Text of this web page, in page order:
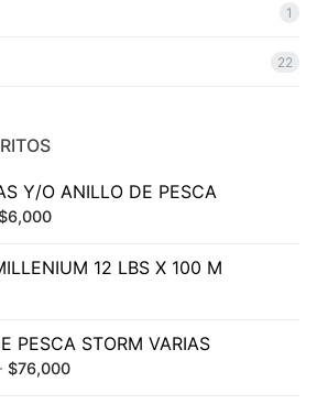
1
22
Y/O ANILLO DE PESCA
6,000
12 LBS X 100 M
PESCA STORM VARIAS
$76,000